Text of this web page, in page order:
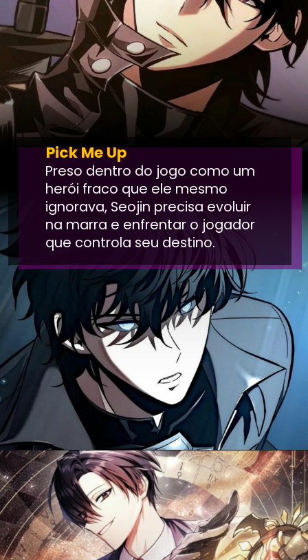
Pick Me Up
Preso dentro do jogo como um
herói fraco que ele mesmo
ignorava, Seojin precisa evoluir
na marra e enfrentar o jogador
que controla seu destino.